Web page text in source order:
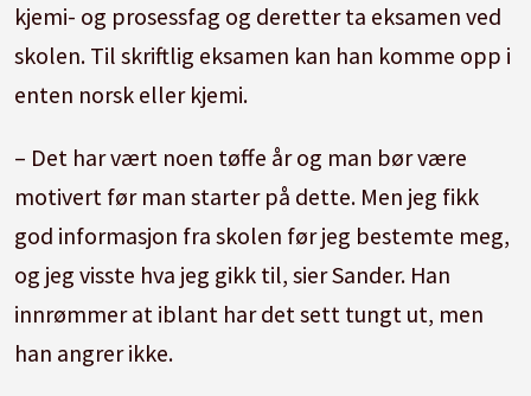
kjemi- og prosessfag og deretter ta eksamen ved
skolen. Til skriftlig eksamen kan han komme opp i
enten norsk eller kjemi.
– Det har vært noen tøffe år og man bør være
motivert før man starter på dette. Men jeg fikk
god informasjon fra skolen før jeg bestemte meg,
og jeg visste hva jeg gikk til, sier Sander. Han
innrømmer at iblant har det sett tungt ut, men
han angrer ikke.